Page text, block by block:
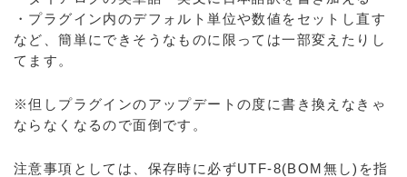
・プラグイン内のデフォルト単位や数値をセットし直す
など、簡単にできそうなものに限っては一部変えたりし
てます。
※但しプラグインのアップデートの度に書き換えなきゃ
ならなくなるので面倒です。
注意事項としては、保存時に必ずUTF-8(BOM無し)を指